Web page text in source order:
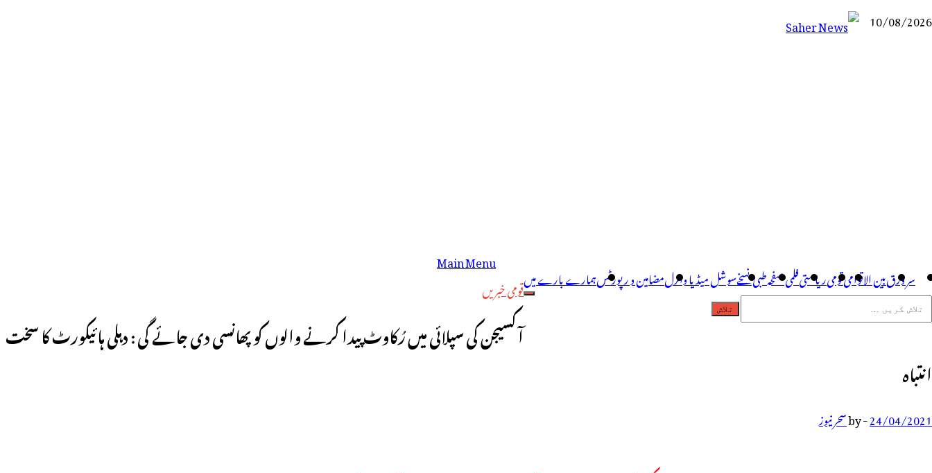
10/08/2026
نیوز پورٹل
سر ورقبین الاقوامیقومیریاستیفلمی صفحہطبی نسخےسوشل میڈیا وائرلمضامین و رپورٹسہمارے بارے میں
Main Menu
قومی خبریں
آکسیجن کی سپلائی میں رُکاوٹ پیدا کرنے والوں کو پھانسی دی جائے گی : دہلی ہائیکورٹ کا سخت
انتباہ
24/04/2021
-
byسحر نیوز